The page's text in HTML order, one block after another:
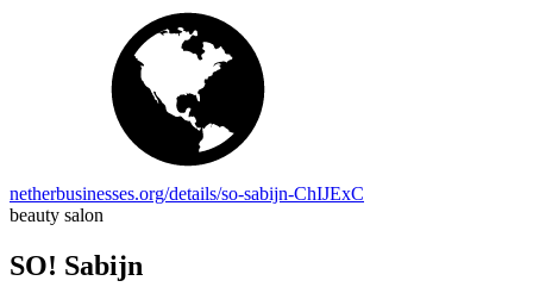
netherbusinesses.org/details/so-sabijn-ChIJExC
beauty salon
SO! Sabijn